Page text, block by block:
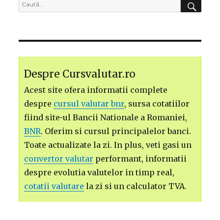
Caută
Despre Cursvalutar.ro
Acest site ofera informatii complete
despre cursul valutar bnr, sursa cotatiilor
fiind site-ul Bancii Nationale a Romaniei,
BNR. Oferim si cursul principalelor banci.
Toate actualizate la zi. In plus, veti gasi un
convertor valutar performant, informatii
despre evolutia valutelor in timp real,
cotatii valutare la zi si un calculator TVA.